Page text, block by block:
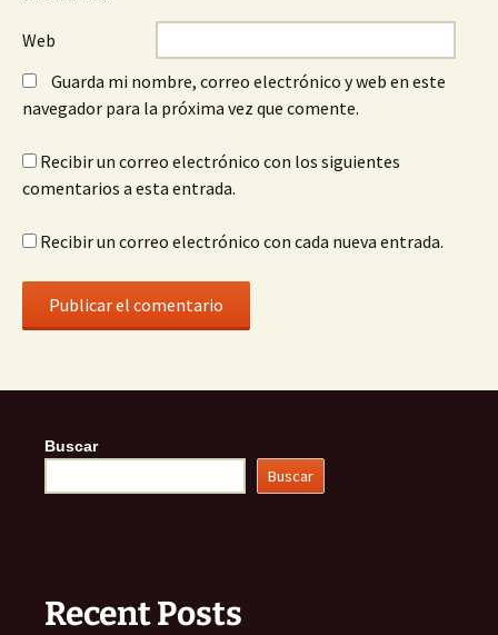
Web
Guarda mi nombre, correo electrónico y web en este
navegador para la próxima vez que comente.
Recibir un correo electrónico con los siguientes
comentarios a esta entrada.
Recibir un correo electrónico con cada nueva entrada.
Buscar
Buscar
Recent Posts